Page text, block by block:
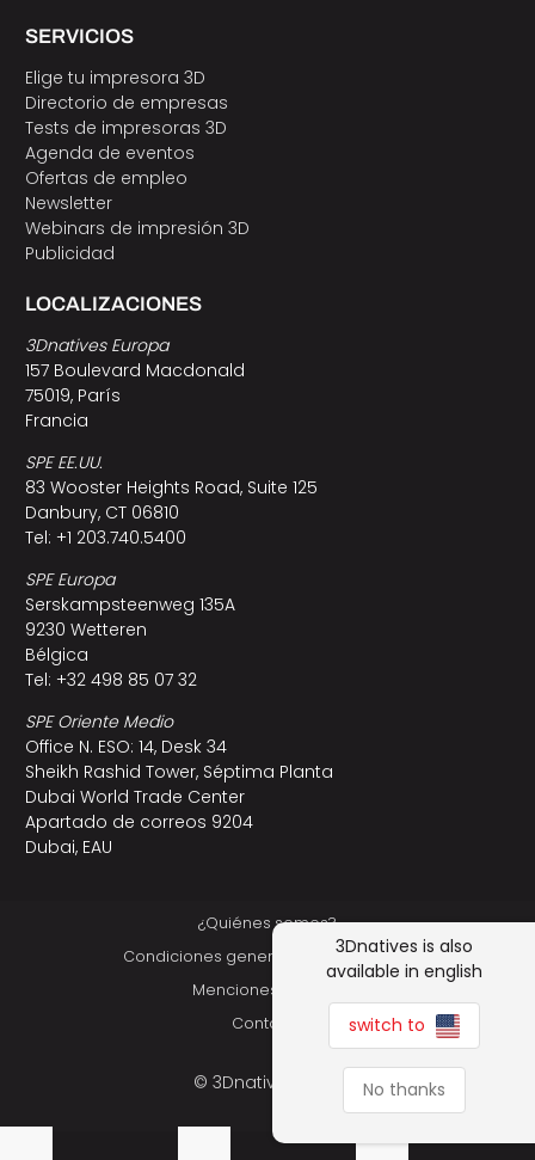
SERVICIOS
Elige tu impresora 3D
Directorio de empresas
Tests de impresoras 3D
Agenda de eventos
Ofertas de empleo
Newsletter
Webinars de impresión 3D
Publicidad
LOCALIZACIONES
3Dnatives Europa
157 Boulevard Macdonald
75019, París
Francia
SPE EE.UU.
83 Wooster Heights Road, Suite 125
Danbury, CT 06810
Tel: +1 203.740.5400
SPE Europa
Serskampsteenweg 135A
9230 Wetteren
Bélgica
Tel: +32 498 85 07 32
SPE Oriente Medio
Office N. ESO: 14, Desk 34
Sheikh Rashid Tower, Séptima Planta
Dubai World Trade Center
Apartado de correos 9204
Dubai, EAU
¿Quiénes somos?
Condiciones generales de utilización
Menciones Legales
Contacto
© 3Dnatives 2026
3Dnatives is also
available in english
switch to
No thanks